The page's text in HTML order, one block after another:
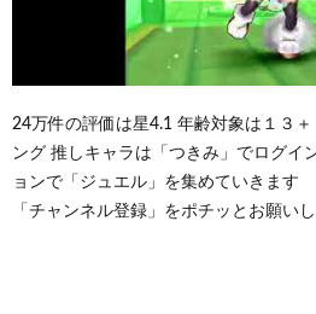
24万件の評価は星4.1 年齢対象は１３
ング 推しキャラは「つきみ」でログイ
ョンで「ジュエル」を集めていきま
「チャンネル登録」をポチッとお願い